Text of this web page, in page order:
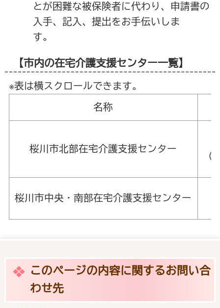
とが困難な被保険者に代わり、申請書の
入手、記入、提出をお手伝いしま
す。
【市内の在宅介護支援センター一覧】
※表は横スクロールできます。
名称
桜川市北部在宅介護支援センター
桜川市中央・南部在宅介護支援センター
このページの内容に関するお問い合
わせ先